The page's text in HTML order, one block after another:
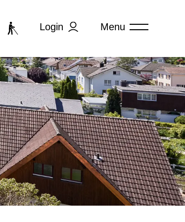
Login Menu